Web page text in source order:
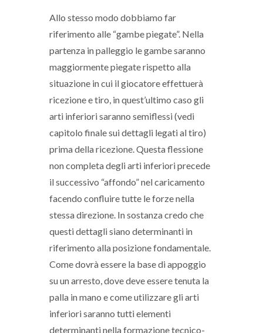
Allo stesso modo dobbiamo far
riferimento alle “gambe piegate”. Nella
partenza in palleggio le gambe saranno
maggiormente piegate rispetto alla
situazione in cui il giocatore effettuerà
ricezione e tiro, in quest’ultimo caso gli
arti inferiori saranno semiflessi (vedi
capitolo finale sui dettagli legati al tiro)
prima della ricezione. Questa flessione
non completa degli arti inferiori precede
il successivo “affondo” nel caricamento
facendo confluire tutte le forze nella
stessa direzione. In sostanza credo che
questi dettagli siano determinanti in
riferimento alla posizione fondamentale.
Come dovrà essere la base di appoggio
su un arresto, dove deve essere tenuta la
palla in mano e come utilizzare gli arti
inferiori saranno tutti elementi
determinanti nella formazione tecnico-